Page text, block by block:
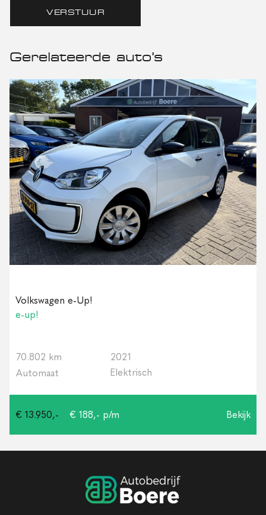
VERSTUUR
Gerelateerde auto’s
Volkswagen e-Up!
e-up!
70.802 km
2021
Automaat
Elektrisch
€ 13.950,- € 188,- p/m Bekijk